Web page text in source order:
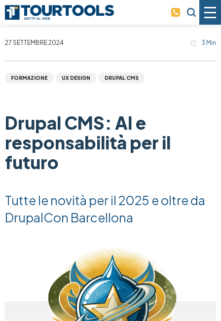
27 SETTEMBRE 2024 3 Min
FORMAZIONE UX DESIGN DRUPAL CMS
Drupal CMS: AI e
responsabilità per il
futuro
Tutte le novità per il 2025 e oltre da
DrupalCon Barcellona